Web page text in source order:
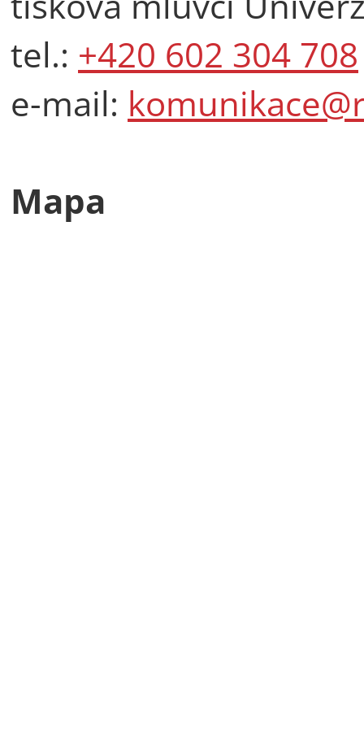
tel.: +420 602 304 708
e-mail:
Mapa